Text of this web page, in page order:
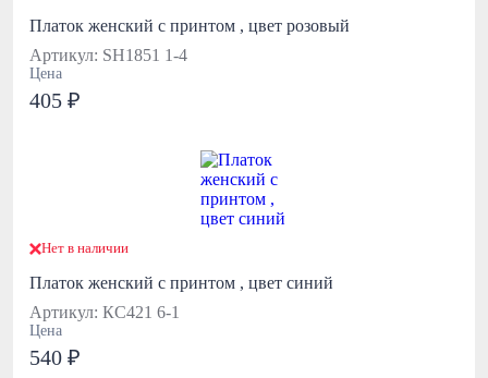
Платок женский с принтом , цвет розовый
Артикул: SH1851 1-4
Цена
405 ₽
Нет в наличии
Платок женский с принтом , цвет синий
Артикул: КС421 6-1
Цена
540 ₽